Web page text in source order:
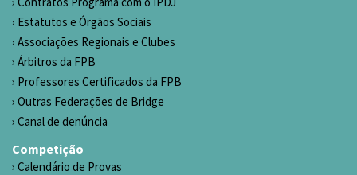
Estatutos e Órgãos Sociais
Associações Regionais e Clubes
Árbitros da FPB
Professores Certificados da FPB
Outras Federações de Bridge
Canal de denúncia
Competição
Calendário de Provas